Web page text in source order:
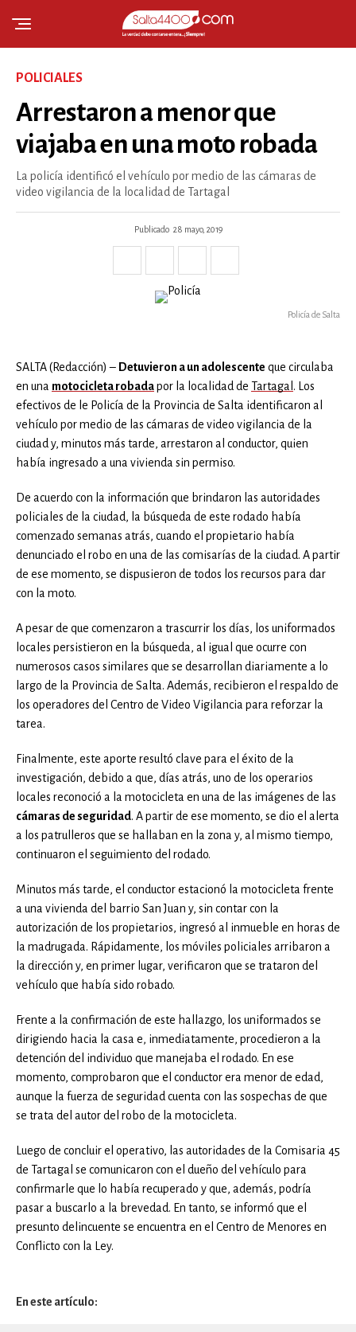
POLICIALES
Arrestaron a menor que
viajaba en una moto robada
La policía identificó el vehículo por medio de las cámaras de
video vigilancia de la localidad de Tartagal
Publicado 28 mayo, 2019
Policía de Salta
SALTA (Redacción) – Detuvieron a un adolescente que circulaba
en una motocicleta robadapor la localidad de Tartagal . Los
efectivos de le Policía de la Provincia de Salta identificaron al
vehículo por medio de las cámaras de video vigilancia de la
ciudad y, minutos más tarde, arrestaron al conductor, quien
había ingresado a una vivienda sin permiso.
De acuerdo con la información que brindaron las autoridades
policiales de la ciudad, la búsqueda de este rodado había
comenzado semanas atrás, cuando el propietario había
denunciado el robo en una de las comisarías de la ciudad. A partir
de ese momento, se dispusieron de todos los recursos para dar
con la moto.
A pesar de que comenzaron a trascurrir los días, los uniformados
locales persistieron en la búsqueda, al igual que ocurre con
numerosos casos similares que se desarrollan diariamente a lo
largo de la Provincia de Salta. Además, recibieron el respaldo de
los operadores del Centro de Video Vigilancia para reforzar la
tarea.
Finalmente, este aporte resultó clave para el éxito de la
investigación, debido a que, días atrás, uno de los operarios
locales reconoció a la motocicleta en una de las imágenes de las
cámaras de seguridad. A partir de ese momento, se dio el alerta
a los patrulleros que se hallaban en la zona y, al mismo tiempo,
continuaron el seguimiento del rodado.
Minutos más tarde, el conductor estacionó la motocicleta frente
a una vivienda del barrio San Juan y, sin contar con la
autorización de los propietarios, ingresó al inmueble en horas de
la madrugada. Rápidamente, los móviles policiales arribaron a
la dirección y, en primer lugar, verificaron que se trataron del
vehículo que había sido robado.
Frente a la confirmación de este hallazgo, los uniformados se
dirigiendo hacia la casa e, inmediatamente, procedieron a la
detención del individuo que manejaba el rodado. En ese
momento, comprobaron que el conductor era menor de edad,
aunque la fuerza de seguridad cuenta con las sospechas de que
se trata del autor del robo de la motocicleta.
Luego de concluir el operativo, las autoridades de la Comisaria 45
de Tartagal se comunicaron con el dueño del vehículo para
confirmarle que lo había recuperado y que, además, podría
pasar a buscarlo a la brevedad. En tanto, se informó que el
presunto delincuente se encuentra en el Centro de Menores en
Conflicto con la Ley.
En este artículo: